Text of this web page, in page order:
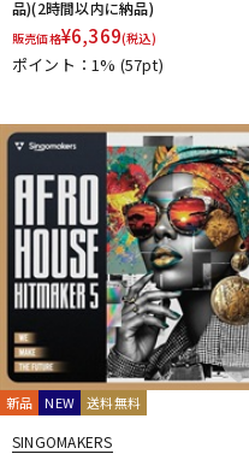
品)(2時間以内に納品)
販売価格¥6,369(税込)
ポイント：1% (57pt)
新品 NEW 送料無料
SINGOMAKERS